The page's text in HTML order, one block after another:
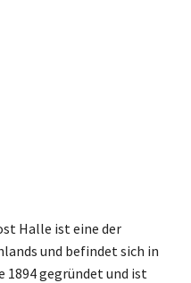
Halle ist eine der
und befindet sich in
1894 gegründet und ist